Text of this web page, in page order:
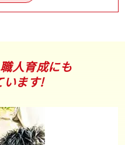
人育成にも
います!